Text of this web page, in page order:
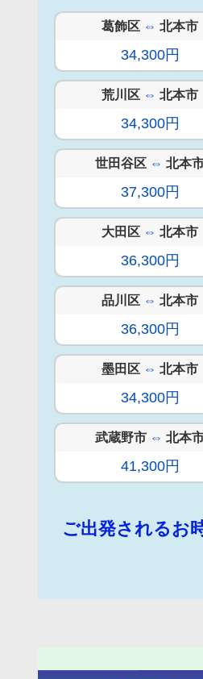
葛飾区 ⇔ 北本市
34,300円
荒川区 ⇔ 北本市
34,300円
世田谷区 ⇔ 北本
37,300円
大田区 ⇔ 北本市
36,300円
品川区 ⇔ 北本市
36,300円
墨田区 ⇔ 北本市
34,300円
武蔵野市 ⇔ 北本
41,300円
ご出発されるお